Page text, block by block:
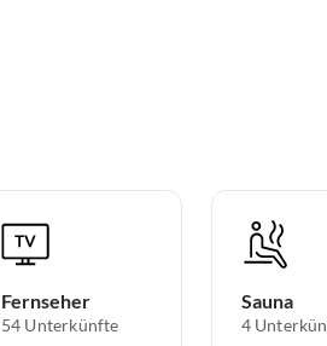
Fernseher
54 Unterkünfte
Sauna
4